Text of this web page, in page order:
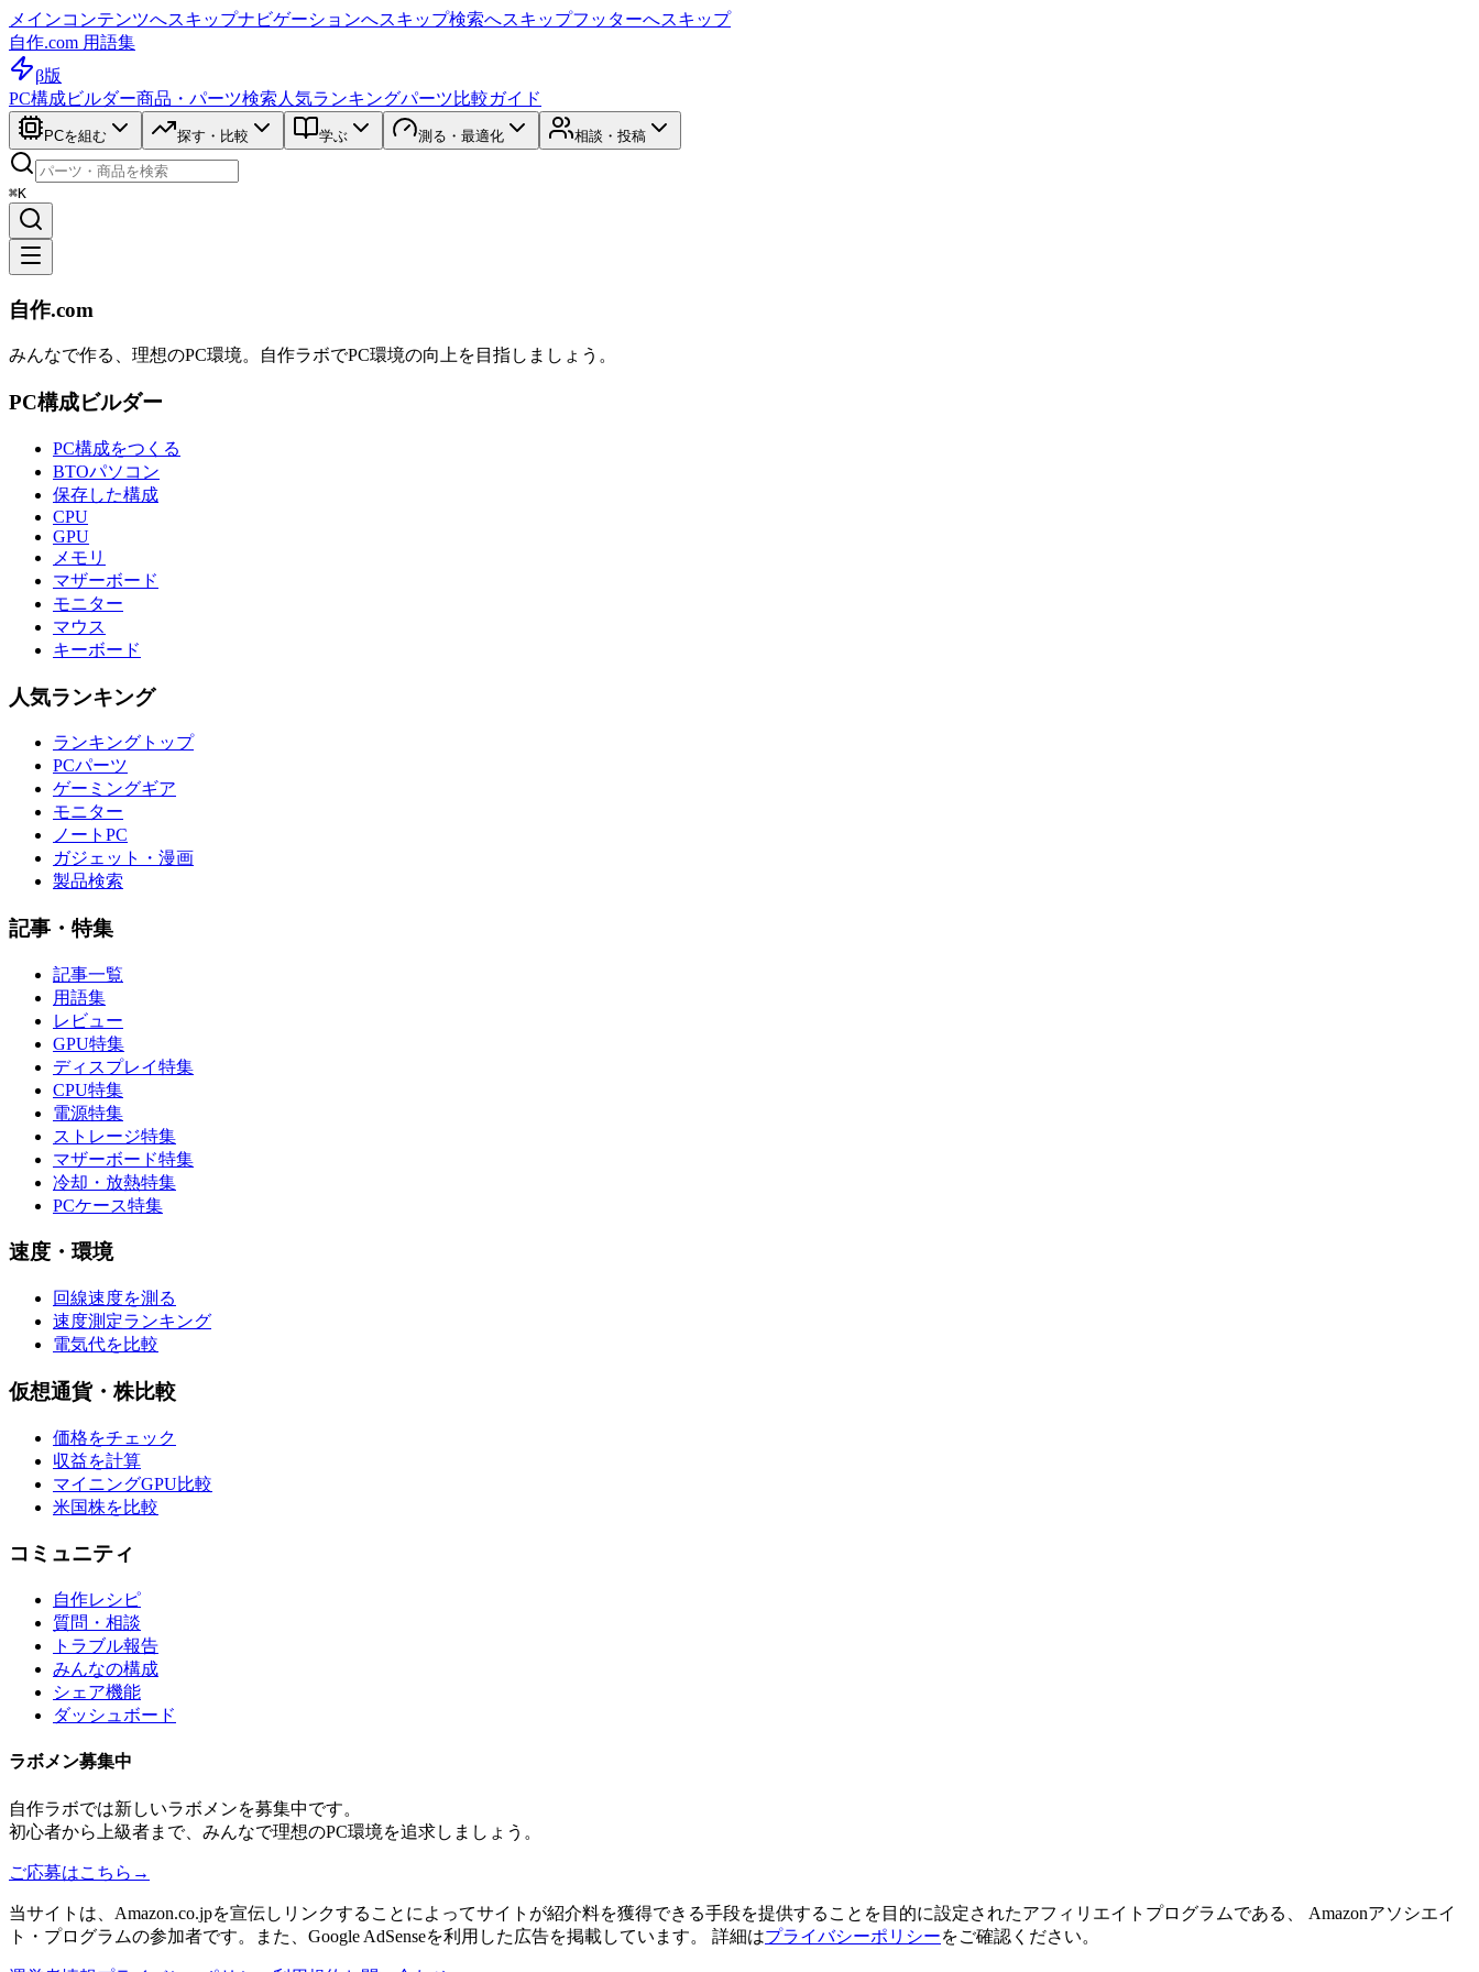
メインコンテンツへスキップナビゲーションへスキップ検索へスキップフッターへスキップ
自作.com 用語集
β版
PC構成ビルダー商品・パーツ検索 人気ランキングパーツ比較ガイド
PCを組む 探す・比較 学ぶ 測る・最適化 相談・投稿
⌘K
自作.com
みんなで作る、理想のPC環境。 自作ラボでPC環境の向上を目指しましょう。
PC構成ビルダー
PC構成をつくる
BTOパソコン
保存した構成
CPU
GPU
メモリ
マザーボード
モニター
マウス
キーボード
人気ランキング
ランキングトップ
PCパーツ
ゲーミングギア
モニター
ノートPC
ガジェット・漫画
製品検索
記事・特集
記事一覧
用語集
レビュー
GPU特集
ディスプレイ特集
CPU特集
電源特集
ストレージ特集
マザーボード特集
冷却・放熱特集
PCケース特集
速度・環境
回線速度を測る
速度測定ランキング
電気代を比較
仮想通貨・株比較
価格をチェック
収益を計算
マイニングGPU比較
米国株を比較
コミュニティ
自作レシピ
質問・相談
トラブル報告
みんなの構成
シェア機能
ダッシュボード
ラボメン募集中
自作ラボでは新しいラボメンを募集中です。
初心者から上級者まで、みんなで理想のPC環境を追求しましょう。
ご応募はこちら →
当サイトは、Amazon.co.jpを宣伝しリンクすることによってサイトが紹介料を獲得できる手段を提供することを目的に設定されたアフィリエイトプログラムである、 Amazonアソシエイ
ト・プログラムの参加者です。また、Google AdSenseを利用した広告を掲載しています。 詳細はプライバシーポリシーをご確認ください。